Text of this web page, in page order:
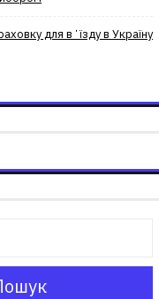
для вʼїзду в Україну